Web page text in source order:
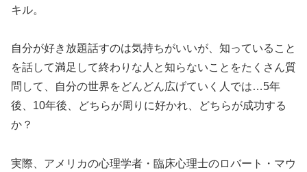
キル。
自分が好き放題話すのは気持ちがいいが、知っていること
を話して満足して終わりな人と知らないことをたくさん質
問して、自分の世界をどんどん広げていく人では…5年
後、10年後、どちらが周りに好かれ、どちらが成功する
か？
実際、アメリカの心理学者・臨床心理士のロバート・マウ